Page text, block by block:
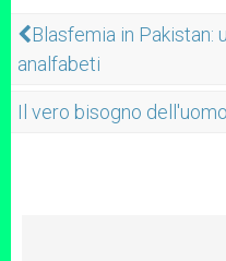
Blasfemia in Pakistan:
analfabeti
Il vero bisogno